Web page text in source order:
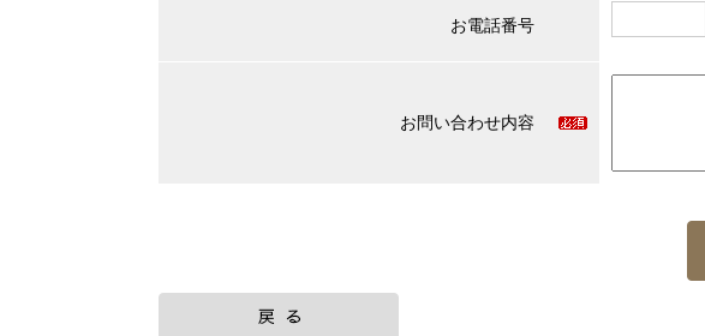
お電話番号
お問い合わせ内容